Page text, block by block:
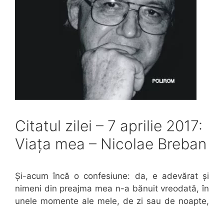
Citatul zilei – 7 aprilie 2017:
Viața mea – Nicolae Breban
Și-acum încă o confesiune: da, e adevărat și
nimeni din preajma mea n-a bănuit vreodată, în
unele momente ale mele, de zi sau de noapte,